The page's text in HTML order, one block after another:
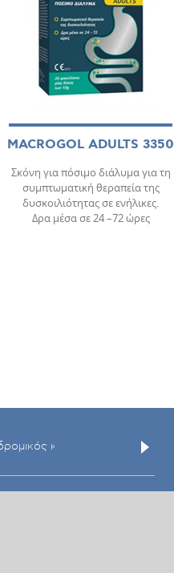
MACROGOL ADULTS 3350
Σκόνη για πόσιμο διάλυμα για τη
συμπτωματική θεραπεία της
δυσκοιλιότητας σε ενήλικες.
Δρα μέσα σε 24 –72 ώρες